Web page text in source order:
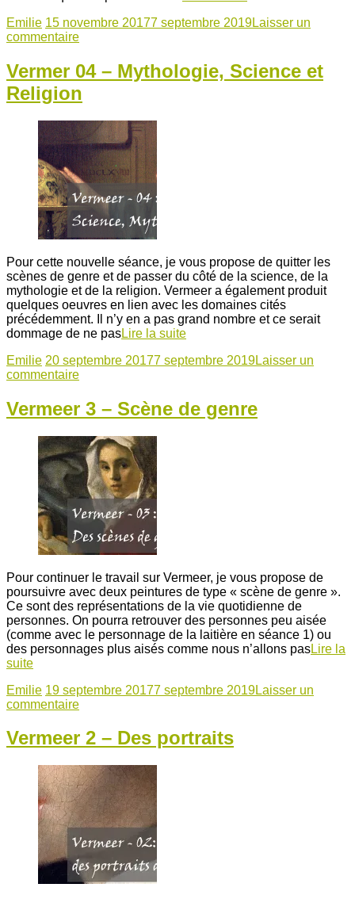
Emilie 15 novembre 20177 septembre 2019Laisser un
commentaire
Vermer 04 – Mythologie, Science et
Religion
Pour cette nouvelle séance, je vous propose de quitter les
scènes de genre et de passer du côté de la science, de la
mythologie et de la religion. Vermeer a également produit
quelques oeuvres en lien avec les domaines cités
précédemment. Il n’y en a pas grand nombre et ce serait
dommage de ne pasLire la suite
Emilie 20 septembre 20177 septembre 2019Laisser un
commentaire
Vermeer 3 – Scène de genre
Pour continuer le travail sur Vermeer, je vous propose de
poursuivre avec deux peintures de type « scène de genre ».
Ce sont des représentations de la vie quotidienne de
personnes. On pourra retrouver des personnes peu aisée
(comme avec le personnage de la laitière en séance 1) ou
des personnages plus aisés comme nous n’allons pasLire la
suite
Emilie 19 septembre 20177 septembre 2019Laisser un
commentaire
Vermeer 2 – Des portraits